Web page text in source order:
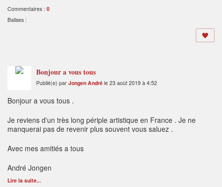
Commentaires : 0
Balises :
Bonjour a vous tous
Publié(e) par Jongen André le 23 août 2019 à 4:52
Bonjour a vous tous .
Je reviens d'un très long périple artistique en France . Je ne
manquerai pas de revenir plus souvent vous saluez .
Avec mes amitiés a tous
André Jongen
Lire la suite...